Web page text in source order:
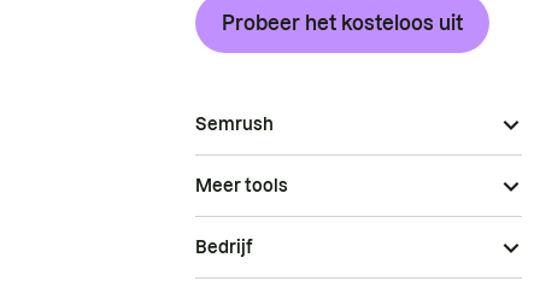
Probeer het kosteloos uit
Semrush
Meer tools
Bedrijf